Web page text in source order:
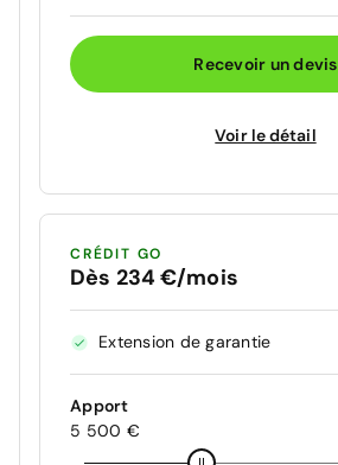
Recevoir un devis
Voir le détail
CRÉDIT GO
Dès 234 €/mois
Extension de garantie
Apport
5 500 €